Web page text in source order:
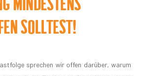
solltest!
sprechen wir offen darüber, warum